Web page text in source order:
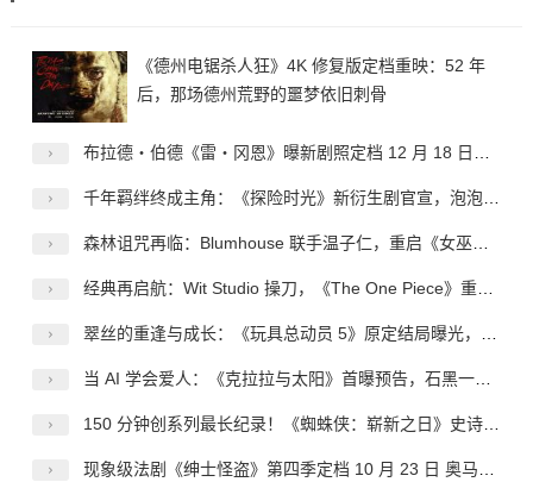
《德州电锯杀人狂》4K 修复版定档重映：52 年
后，那场德州荒野的噩梦依旧刺骨
布拉德・伯德《雷・冈恩》曝新剧照定档 12 月 18 日，复古赛博侦探登陆网飞
千年羁绊终成主角：《探险时光》新衍生剧官宣，泡泡糖与玛瑟琳开启专属冒险
森林诅咒再临：Blumhouse 联手温子仁，重启《女巫布莱尔》的恐怖神话
经典再启航：Wit Studio 操刀，《The One Piece》重定义海贼王的动画新范式
翠丝的重逢与成长：《玩具总动员 5》原定结局曝光，情怀之上的创作取舍
当 AI 学会爱人：《克拉拉与太阳》首曝预告，石黑一雄的温柔哲思登上银幕
150 分钟创系列最长纪录！《蜘蛛侠：崭新之日》史诗级体量来袭 内地确认引进静待定档
现象级法剧《绅士怪盗》第四季定档 10 月 23 日 奥马・希回归上演终极复仇终章